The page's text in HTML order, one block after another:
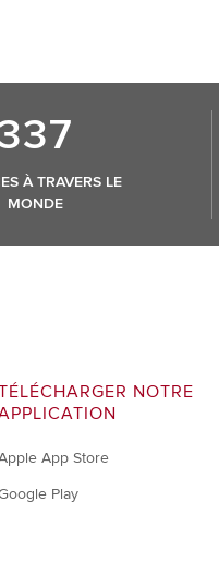
À TRAVERS LE
MONDE
NOTRE
App Store
Play